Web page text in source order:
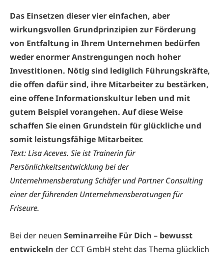
Das Einsetzen dieser vier einfachen, aber
wirkungsvollen Grundprinzipien zur Förderung
von Entfaltung in Ihrem Unternehmen bedürfen
weder enormer Anstrengungen noch hoher
Investitionen. Nötig sind lediglich Führungskräfte,
die offen dafür sind, ihre Mitarbeiter zu bestärken,
eine offene Informationskultur leben und mit
gutem Beispiel vorangehen. Auf diese Weise
schaffen Sie einen Grundstein für glückliche und
somit leistungsfähige Mitarbeiter.
Text: Lisa Aceves. Sie ist Trainerin für
Persönlichkeitsentwicklung bei der
Unternehmensberatung Schäfer und Partner Consulting
einer der führenden Unternehmensberatungen für
Friseure.
Bei der neuen Seminarreihe Für Dich – bewusst
entwickeln der CCT GmbH steht das Thema glücklich